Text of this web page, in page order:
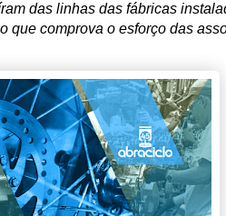
das linhas das fábricas
que comprova o esforço das